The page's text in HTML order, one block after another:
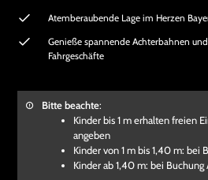
Atemberaubende Lage im Herzen
Genieße spannende Achterbahnen
Fahrgeschäfte
Bitte beachte:
Kinder bis 1 m erhalten freien
angeben
Kinder von 1 m bis 1,40 m: bei
Kinder ab 1,40 m: bei Buchung